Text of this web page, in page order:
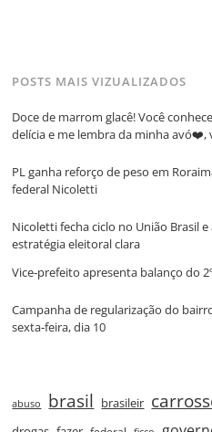
POSTS MAIS VIZUALIZADOS
Doce de marrom glacê! Você
delícia e me lembra da minha avó❤️,
PL ganha reforço de peso em
federal Nicoletti
Nicoletti fecha ciclo no União Brasil
estratégia eleitoral clara
Vice‑prefeito apresenta balanço do
Campanha de regularização do
sexta‑feira, dia 10
abuso brasil brasileir